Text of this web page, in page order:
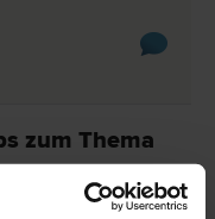
zum Thema